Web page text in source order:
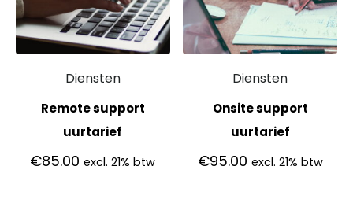
Diensten
Remote support
uurtarief
€85.00 excl. 21% btw
Diensten
Onsite support
uurtarief
€95.00 excl. 21% btw